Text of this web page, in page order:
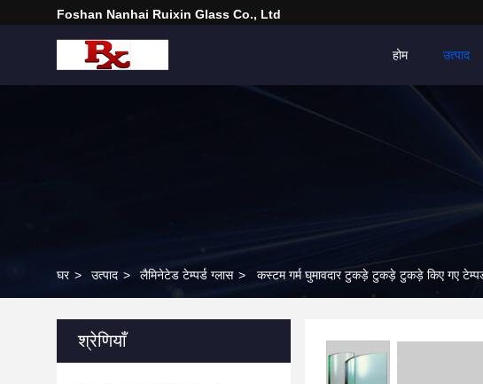
Foshan Nanhai Ruixin Glass Co., Ltd
होम उत्पाद
घर > उत्पाद > लैमिनेटेड टेम्पर्ड ग्लास > कस्टम गर्म घुमावदार टुकड़े टुकड़े टुकड़े किए गए
श्रेणियाँ